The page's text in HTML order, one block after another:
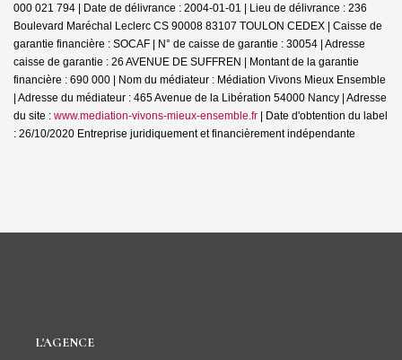
000 021 794 | Date de délivrance : 2004-01-01 | Lieu de délivrance : 236
Boulevard Maréchal Leclerc CS 90008 83107 TOULON CEDEX | Caisse de
garantie financière : SOCAF | N° de caisse de garantie : 30054 | Adresse
caisse de garantie : 26 AVENUE DE SUFFREN | Montant de la garantie
financière : 690 000 | Nom du médiateur : Médiation Vivons Mieux Ensemble
| Adresse du médiateur : 465 Avenue de la Libération 54000 Nancy | Adresse
du site : www.mediation-vivons-mieux-ensemble.fr | Date d'obtention du label
: 26/10/2020 Entreprise juridiquement et financièrement indépendante
L'AGENCE